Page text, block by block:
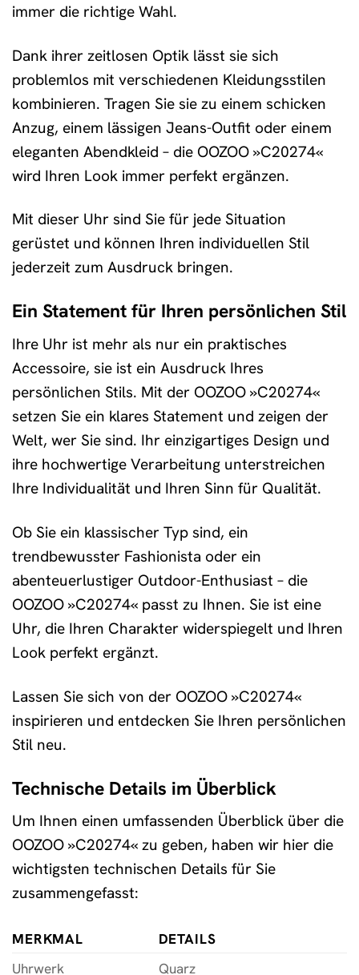
immer die richtige Wahl.
Dank ihrer zeitlosen Optik lässt sie sich
problemlos mit verschiedenen Kleidungsstilen
kombinieren. Tragen Sie sie zu einem schicken
Anzug, einem lässigen Jeans-Outfit oder einem
eleganten Abendkleid – die OOZOO »C20274«
wird Ihren Look immer perfekt ergänzen.
Mit dieser Uhr sind Sie für jede Situation
gerüstet und können Ihren individuellen Stil
jederzeit zum Ausdruck bringen.
Ein Statement für Ihren persönlichen Stil
Ihre Uhr ist mehr als nur ein praktisches
Accessoire, sie ist ein Ausdruck Ihres
persönlichen Stils. Mit der OOZOO »C20274«
setzen Sie ein klares Statement und zeigen der
Welt, wer Sie sind. Ihr einzigartiges Design und
ihre hochwertige Verarbeitung unterstreichen
Ihre Individualität und Ihren Sinn für Qualität.
Ob Sie ein klassischer Typ sind, ein
trendbewusster Fashionista oder ein
abenteuerlustiger Outdoor-Enthusiast – die
OOZOO »C20274« passt zu Ihnen. Sie ist eine
Uhr, die Ihren Charakter widerspiegelt und Ihren
Look perfekt ergänzt.
Lassen Sie sich von der OOZOO »C20274«
inspirieren und entdecken Sie Ihren persönlichen
Stil neu.
Technische Details im Überblick
Um Ihnen einen umfassenden Überblick über die
OOZOO »C20274« zu geben, haben wir hier die
wichtigsten technischen Details für Sie
zusammengefasst:
MERKMAL
DETAILS
Uhrwerk
Quarz